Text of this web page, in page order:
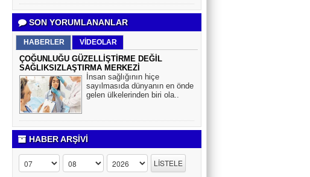
SON YORUMLANANLAR
HABERLER VİDEOLAR
ÇOĞUNLUĞU GÜZELLİŞTİRME DEĞİL
SAĞLIKSIZLAŞTIRMA MERKEZİ
İnsan sağlığının hiçe
sayılmasıda dünyanın en önde
gelen ülkelerinden biri ola..
HABER ARŞİVİ